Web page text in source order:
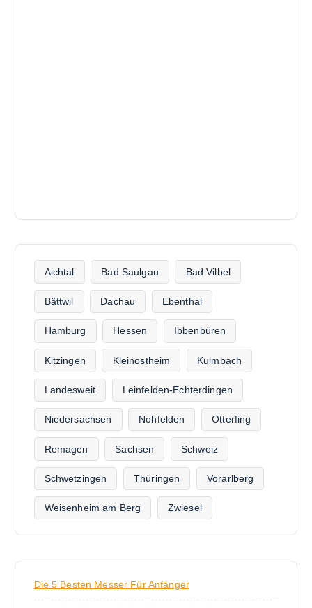
Aichtal Bad Saulgau Bad Vilbel
Bättwil Dachau Ebenthal
Hamburg Hessen Ibbenbüren
Kitzingen Kleinostheim Kulmbach
Landesweit Leinfelden-Echterdingen
Niedersachsen Nohfelden Otterfing
Remagen Sachsen Schweiz
Schwetzingen Thüringen Vorarlberg
Weisenheim am Berg Zwiesel
Die 5 Besten Messer Für Anfänger